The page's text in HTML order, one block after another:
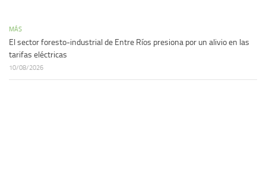
MÁS
El sector foresto-industrial de Entre Ríos presiona por un alivio en las
tarifas eléctricas
10/08/2026